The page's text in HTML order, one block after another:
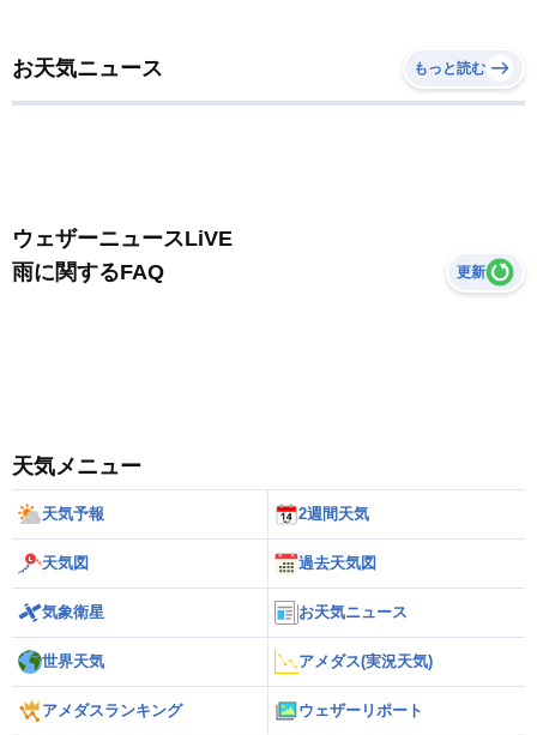
お天気ニュース もっと読む
ウェザーニュースLiVE
雨に関するFAQ
更新
天気メニュー
天気予報 2週間天気
天気図 過去天気図
気象衛星 お天気ニュース
世界天気 アメダス(実況天気)
アメダスランキング ウェザーリポート